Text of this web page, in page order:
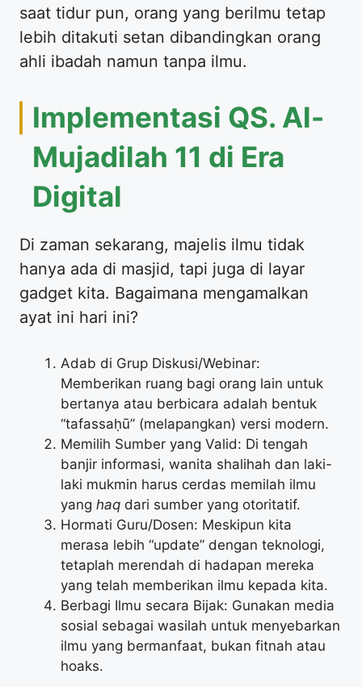
saat tidur pun, orang yang berilmu tetap
lebih ditakuti setan dibandingkan orang
ahli ibadah namun tanpa ilmu.
Implementasi QS. Al-
Mujadilah 11 di Era
Digital
Di zaman sekarang, majelis ilmu tidak
hanya ada di masjid, tapi juga di layar
gadget kita. Bagaimana mengamalkan
ayat ini hari ini?
Adab di Grup Diskusi/Webinar:
Memberikan ruang bagi orang lain untuk
bertanya atau berbicara adalah bentuk
“tafassaḥū” (melapangkan) versi modern.
Memilih Sumber yang Valid: Di tengah
banjir informasi, wanita shalihah dan laki-
laki mukmin harus cerdas memilah ilmu
yang haq dari sumber yang otoritatif.
Hormati Guru/Dosen: Meskipun kita
merasa lebih “update” dengan teknologi,
tetaplah merendah di hadapan mereka
yang telah memberikan ilmu kepada kita.
Berbagi Ilmu secara Bijak: Gunakan media
sosial sebagai wasilah untuk menyebarkan
ilmu yang bermanfaat, bukan fitnah atau
hoaks.